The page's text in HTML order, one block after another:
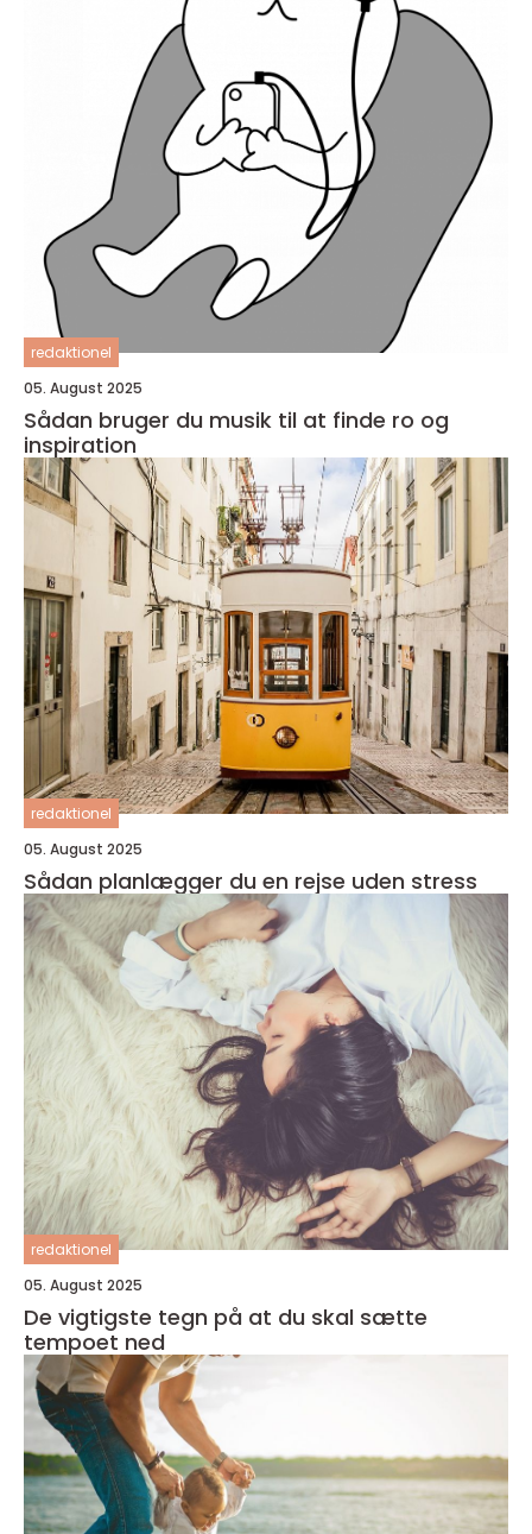
redaktionel
05. August 2025
Sådan bruger du musik til at finde ro og
inspiration
redaktionel
05. August 2025
Sådan planlægger du en rejse uden stress
redaktionel
05. August 2025
De vigtigste tegn på at du skal sætte
tempoet ned